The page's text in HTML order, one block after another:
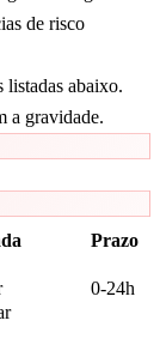
de risco
abaixo.
a gravidade.
Prazo
0-24h